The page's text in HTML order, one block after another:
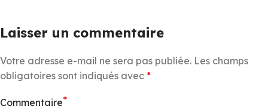
Laisser un commentaire
Votre adresse e-mail ne sera pas publiée. Les champs
obligatoires sont indiqués avec *
Commentaire*